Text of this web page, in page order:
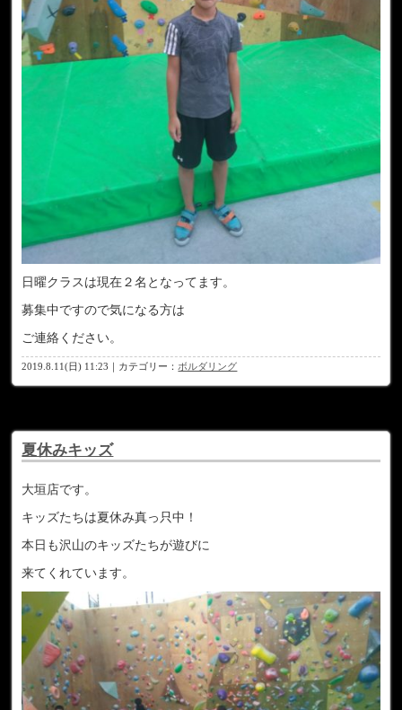
日曜クラスは現在２名となってます。
募集中ですので気になる方は
ご連絡ください。
2019.8.11(日) 11:23｜カテゴリー： ボルダリング
夏休みキッズ
大垣店です。
キッズたちは夏休み真っ只中！
本日も沢山のキッズたちが遊びに
来てくれています。